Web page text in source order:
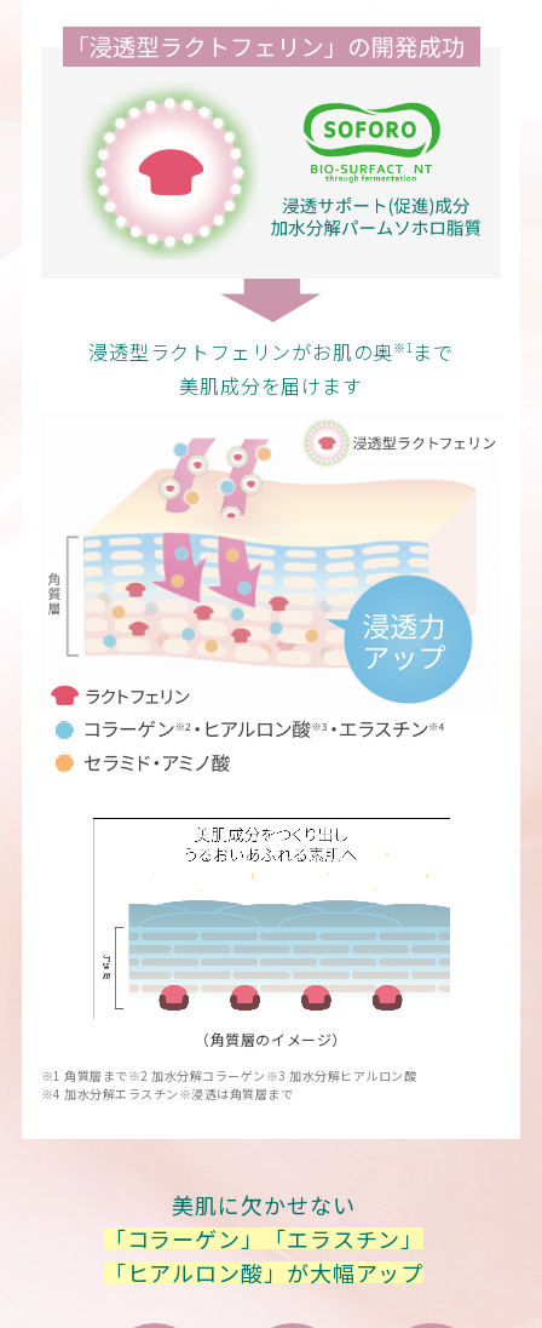
浸透型ラクトフェリンがお肌の奥※1 まで
美肌成分を届けます
（角質層のイメージ）
※1 角質層まで※2 加水分解コラーゲン ※3 加水分解ヒアルロン酸
※4 加水分解エラスチン ※浸透は角質層まで
美肌に欠かせない
「コラーゲン」「エラスチン」
「ヒアルロン酸」が大幅アップ